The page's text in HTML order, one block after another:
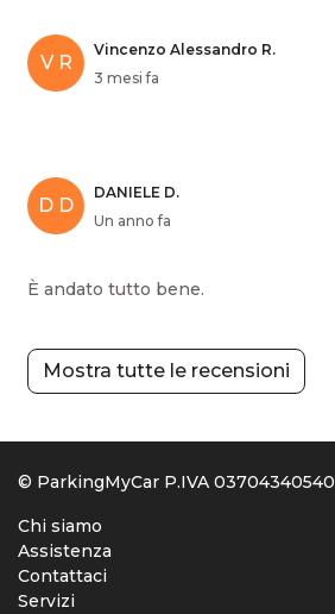
V R
Vincenzo Alessandro R.
3 mesi fa
D D
DANIELE D.
Un anno fa
È andato tutto bene.
Mostra tutte le recensioni
© ParkingMyCar P.IVA 03704340540
Chi siamo
Assistenza
Contattaci
Servizi